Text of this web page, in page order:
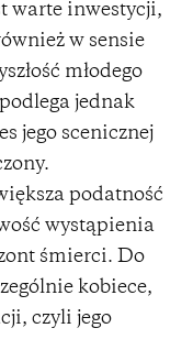
warte inwestycji,
w sensie
młodego
jednak
jego scenicznej
podatność
wystąpienia
śmierci. Do
kobiece,
czyli jego